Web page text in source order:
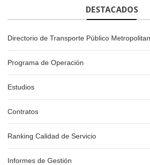
DESTACADOS
Directorio de Transporte Público
Programa de Operación
Estudios
Contratos
Ranking Calidad de Servicio
Informes de Gestión